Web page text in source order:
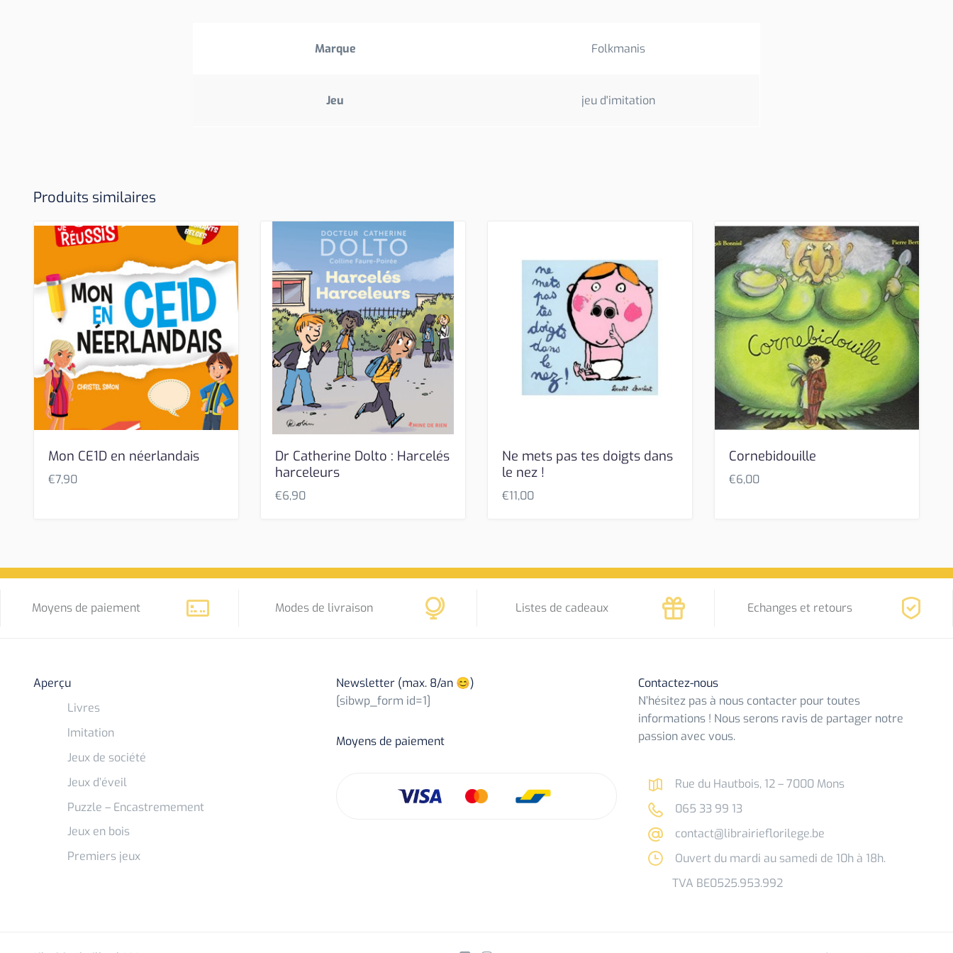
Marque Folkmanis
Jeu jeu d'imitation
Produits similaires
Mon CE1D en néerlandais
€7,90
Dr Catherine Dolto : Harcelés
harceleurs
€6,90
Ne mets pas tes doigts dans
le nez !
€11,00
Cornebidouille
€6,00
Moyens de paiement Modes de livraison Listes de cadeaux Echanges et retours
Aperçu
Livres
Imitation
Jeux de société
Jeux d’éveil
Puzzle – Encastremement
Jeux en bois
Premiers jeux
Newsletter (max. 8/an 😊)
[sibwp_form id=1]
Moyens de paiement
Contactez-nous
N’hésitez pas à nous contacter pour toutes
informations ! Nous serons ravis de partager notre
passion avec vous.
Rue du Hautbois, 12 – 7000 Mons
065 33 99 13
contact@librairieflorilege.be
Ouvert du mardi au samedi de 10h à 18h.
TVA BE0525.953.992